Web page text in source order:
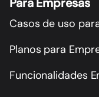
Para Empresas
Casos de uso
Planos para
Funcionalidades